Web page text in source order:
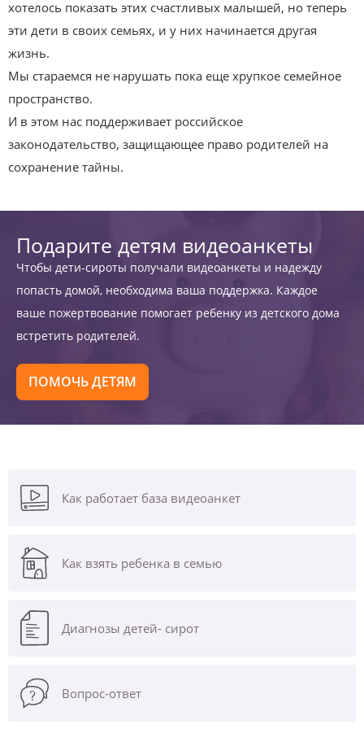
хотелось показать этих счастливых малышей, но теперь
эти дети в своих семьях, и у них начинается другая
жизнь.
Мы стараемся не нарушать пока еще хрупкое семейное
пространство.
И в этом нас поддерживает российское
законодательство, защищающее право родителей на
сохранение тайны.
Подарите детям видеоанкеты
Чтобы дети-сироты получали видеоанкеты и надежду
попасть домой, необходима ваша поддержка. Каждое
ваше пожертвование помогает ребенку из детского дома
встретить родителей.
ПОМОЧЬ ДЕТЯМ
Как работает база видеоанкет
Как взять ребенка в семью
Диагнозы детей- сирот
Вопрос-ответ